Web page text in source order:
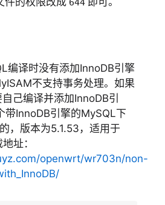
644
编译时没有添加InnoDB引擎
不支持事务处理。如果
己编译并添加InnoDB引
带InnoDB引擎的MySQL下
，版本为5.1.53，适用于
址：
openwrt/wr703n/non-